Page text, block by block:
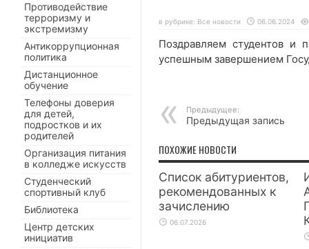
в рубрике: Все новости 06.06.2024
Поздравляем студентов и
успешным завершением
Предыдущее:
Предыдущая запись
ПОХОЖИЕ НОВОСТИ
Список абитуриентов,
рекомендованных к
зачислению
06.07.2026
Противодействие
терроризму и
экстремизму
Антикоррупционная
политика
Дистанционное
обучение
Телефоны доверия
для детей,
подростков и их
родителей
Организация питания
в колледже искусств
Студенческий
спортивный клуб
Библиотека
Центр детских
инициатив